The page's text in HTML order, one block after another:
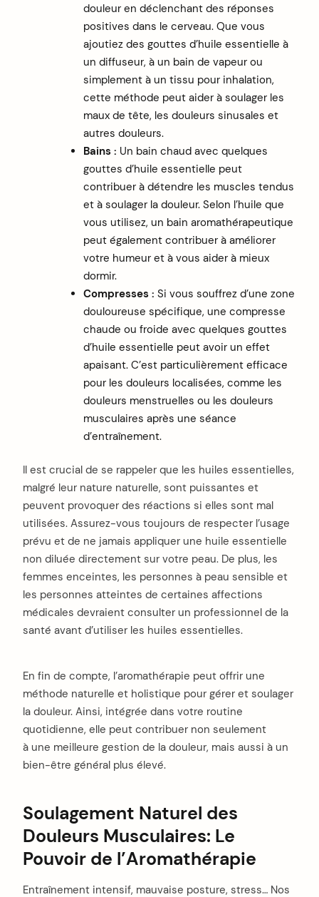
douleur en déclenchant des réponses
positives dans le cerveau. Que vous
ajoutiez des gouttes d’huile essentielle à
un diffuseur, à un bain de vapeur ou
simplement à un tissu pour inhalation,
cette méthode peut aider à soulager les
maux de tête, les douleurs sinusales et
autres douleurs.
Bains : Un bain chaud avec quelques
gouttes d’huile essentielle peut
contribuer à détendre les muscles tendus
et à soulager la douleur. Selon l’huile que
vous utilisez, un bain aromathérapeutique
peut également contribuer à améliorer
votre humeur et à vous aider à mieux
dormir.
Compresses : Si vous souffrez d’une zone
douloureuse spécifique, une compresse
chaude ou froide avec quelques gouttes
d’huile essentielle peut avoir un effet
apaisant. C’est particulièrement efficace
pour les douleurs localisées, comme les
douleurs menstruelles ou les douleurs
musculaires après une séance
d’entraînement.
Il est crucial de se rappeler que les huiles essentielles,
malgré leur nature naturelle, sont puissantes et
peuvent provoquer des réactions si elles sont mal
utilisées. Assurez-vous toujours de respecter l’usage
prévu et de ne jamais appliquer une huile essentielle
non diluée directement sur votre peau. De plus, les
femmes enceintes, les personnes à peau sensible et
les personnes atteintes de certaines affections
médicales devraient consulter un professionnel de la
santé avant d’utiliser les huiles essentielles.
En fin de compte, l’aromathérapie peut offrir une
méthode naturelle et holistique pour gérer et soulager
la douleur. Ainsi, intégrée dans votre routine
quotidienne, elle peut contribuer non seulement
à une meilleure gestion de la douleur, mais aussi à un
bien-être général plus élevé.
Soulagement Naturel des
Douleurs Musculaires: Le
Pouvoir de l’Aromathérapie
Entraînement intensif, mauvaise posture, stress… Nos